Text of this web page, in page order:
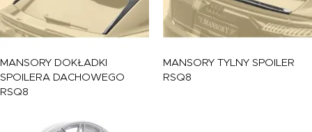
MANSORY DOKŁADKI
SPOILERA DACHOWEGO
RSQ8
MANSORY TYLNY SPOILER
RSQ8